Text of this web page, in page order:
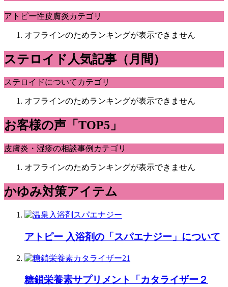
アトピー性皮膚炎カテゴリ
オフラインのためランキングが表示できません
ステロイド人気記事（月間）
ステロイドについてカテゴリ
オフラインのためランキングが表示できません
お客様の声「TOP5」
皮膚炎・湿疹の相談事例カテゴリ
オフラインのためランキングが表示できません
かゆみ対策アイテム
アトピー 入浴剤の「スパエナジー」について
糖鎖栄養素サプリメント「カタライザー２